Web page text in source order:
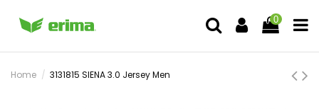
0
Home 3131815 SIENA 3.0 Jersey Men